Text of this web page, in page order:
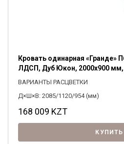
Кровать одинарная «Гранде»
ЛДСП, Дуб Юкон, 2000x900 мм,
ВАРИАНТЫ РАСЦВЕТКИ
Д×Ш×В: 2085/1120/954 (мм)
168 009 KZT
КУПИТЬ